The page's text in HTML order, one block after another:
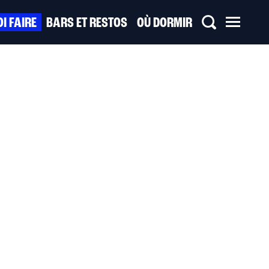
FAIRE BARS ET RESTOS OÙ DORMIR